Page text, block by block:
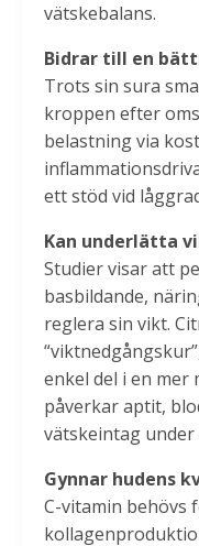
vätskebalans.
Bidrar till en
Trots sin sura
kroppen efter
belastning via
ett stöd vid
Kan underlätta
Studier visar att
basbildande,
reglera sin vikt.
enkel del i en
påverkar aptit,
vätskeintag under
Gynnar hudens
C-vitamin behövs